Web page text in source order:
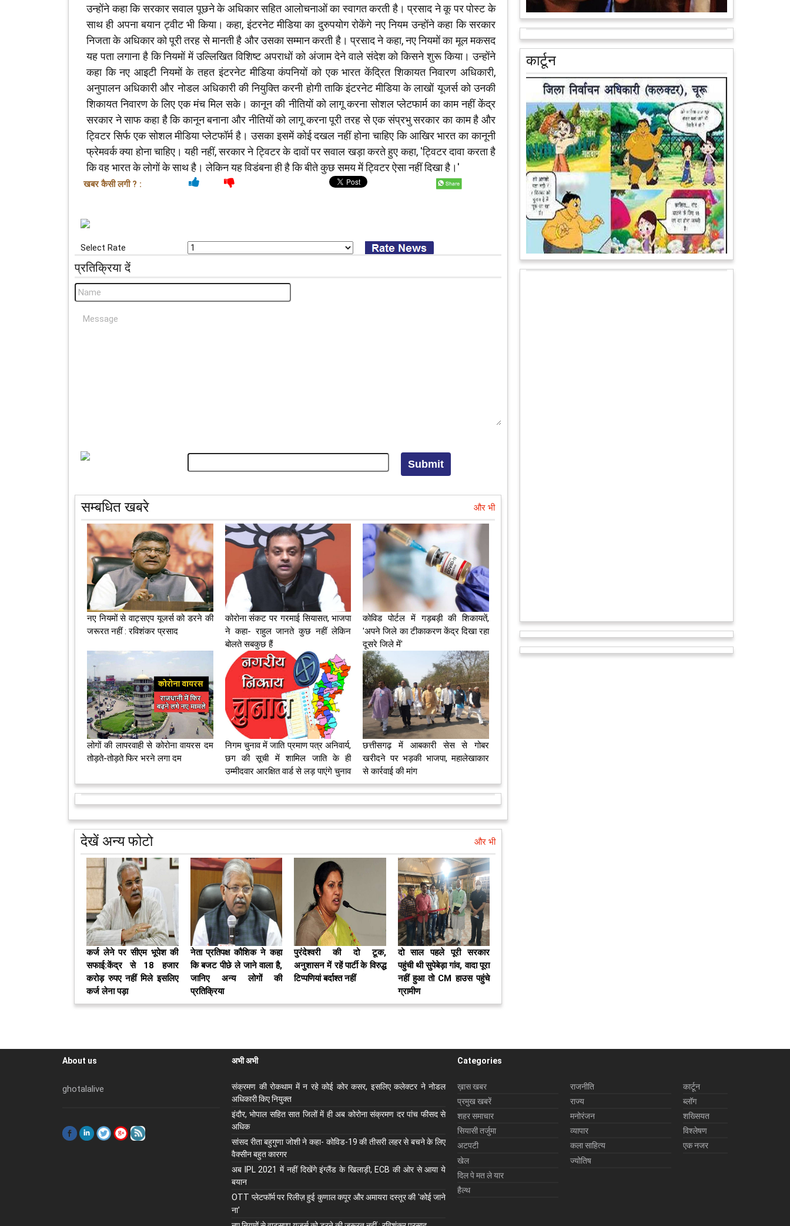
उन्होंने कहा कि सरकार सवाल पूछने के अधिकार सहित आलोचनाओं का स्वागत करती है। प्रसाद ने कू पर पोस्ट के
साथ ही अपना बयान ट्वीट भी किया। कहा, इंटरनेट मीडिया का दुरुपयोग रोकेंगे नए नियम उन्होंने कहा कि सरकार
निजता के अधिकार को पूरी तरह से मानती है और उसका सम्मान करती है। प्रसाद ने कहा, नए नियमों का मूल मकसद
यह पता लगाना है कि नियमों में उल्लिखित विशिष्ट अपराधों को अंजाम देने वाले संदेश को किसने शुरू किया। उन्होंने
कहा कि नए आइटी नियमों के तहत इंटरनेट मीडिया कंपनियों को एक भारत केंद्रित शिकायत निवारण अधिकारी,
अनुपालन अधिकारी और नोडल अधिकारी की नियुक्ति करनी होगी ताकि इंटरनेट मीडिया के लाखों यूजर्स को उनकी
शिकायत निवारण के लिए एक मंच मिल सके। कानून की नीतियों को लागू करना सोशल प्लेटफार्म का काम नहीं केंद्र
सरकार ने साफ कहा है कि कानून बनाना और नीतियों को लागू करना पूरी तरह से एक संप्रभु सरकार का काम है और
ट्विटर सिर्फ एक सोशल मीडिया प्लेटफॉर्म है। उसका इसमें कोई दखल नहीं होना चाहिए कि आखिर भारत का कानूनी
फ्रेमवर्क क्या होना चाहिए। यही नहीं, सरकार ने ट्विटर के दावों पर सवाल खड़ा करते हुए कहा, 'ट्विटर दावा करता है
कि वह भारत के लोगों के साथ है। लेकिन यह विडंबना ही है कि बीते कुछ समय में ट्विटर ऐसा नहीं दिखा है।'
खबर कैसी लगी ? :
Select Rate
प्रतिक्रिया दें
सम्बधित खबरे और भी
नए नियमों से वाट्सएप यूजर्स को डरने की
जरूरत नहीं : रविशंकर प्रसाद
कोरोना संकट पर गरमाई सियासत, भाजपा
ने कहा- राहुल जानते कुछ नहीं लेकिन
बोलते सबकुछ हैं
कोविड पोर्टल में गड़बड़ी की शिकायतें,
'अपने जिले का टीकाकरण केंद्र दिखा रहा
दूसरे जिले में'
लोगों की लापरवाही से कोरोना वायरस दम
तोड़ते-तोड़ते फिर भरने लगा दम
निगम चुनाव में जाति प्रमाण पत्र अनिवार्य,
छग की सूची में शामिल जाति के ही
उम्मीदवार आरक्षित वार्ड से लड़ पाएंगे चुनाव
छत्तीसगढ़ में आबकारी सेस से गोबर
खरीदने पर भड़की भाजपा, महालेखाकार
से कार्रवाई की मांग
देखें अन्य फोटो और भी
कर्ज लेने पर सीएम भूपेश की
सफाई:केंद्र से 18 हजार
करोड़ रुपए नहीं मिले इसलिए
कर्ज लेना पड़ा
नेता प्रतिपक्ष कौशिक ने कहा
कि बजट पीछे ले जाने वाला है,
जानिए अन्य लोगों की
प्रतिक्रिया
पुरंदेश्वरी की दो टूक,
अनुशासन में रहें पार्टी के विरुद्ध
टिप्पणियां बर्दाश्त नहीं
दो साल पहले पूरी सरकार
पहुंची थी सुपेबेड़ा गांव, वादा पूरा
नहीं हुआ तो CM हाउस पहुंचे
ग्रामीण
आरक्षण के विरोध में राजा भैया बोले, प्रमोशन का आधार गुणवत्ता
और वरिष्ठता हो, जाति नहीं
प्रतापगढ़ के कुंडा से बाहुबली विधायक रघुराज प्रताप सिंह उर्फ
राजा भैया ने शुक्रवार को लखनऊ में प्रेस कांफ्रेंस कर नई
राजनीतिक पार्टी बनाने की आधिकारिक... आगे पढ़ें
पेट पकड़ कर हंसने पर मजबूर हो जायेंगे आप जानवरों की ये अदाएं
देखकर
कल्पना कीजिये उस दृश्य की, जिसमें कोई गिलहरी किसी मेंढक के
साथ लिप-लॉक कर रही हो। गिलहरी झूला झूल रही हो। आगे पढ़ें
कार्टून
About us
ghotalalive
अभी अभी
संक्रमण की रोकथाम में न रहे कोई कोर कसर, इसलिए कलेक्‍टर ने नोडल
अधिकारी किए नियुक्‍त
इंदौर, भोपाल सहित सात जिलों में ही अब कोरोना संक्रमण दर पांच फीसद से
अधिक
सांसद रीता बहुगुणा जोशी ने कहा- कोविड-19 की तीसरी लहर से बचने के लिए
वैक्सीन बहुत कारगर
अब IPL 2021 में नहीं दिखेंगे इंग्लैंड के खिलाड़ी, ECB की ओर से आया ये
बयान
OTT प्लेटफॉर्म पर रिलीज़ हुई कुणाल कपूर और अमायरा दस्तूर की 'कोई जाने
ना'
Categories
ख़ास खबर
प्रमुख खबरें
शहर समाचार
सियासी तर्जुमा
अटपटी
खेल
दिल पे मत ले यार
हैल्थ
राजनीति
राज्य
मनोरंजन
व्यापार
कला साहित्य
ज्योतिष
कार्टून
ब्लॉग
शख्सियत
विश्लेषण
एक नजर